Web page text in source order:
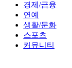
경제/금융
연예
생활/문화
스포츠
커뮤니티